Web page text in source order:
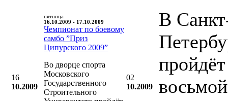
16
10.2009
пятница
16.10.2009 - 17.10.2009
Чемпионат по боевому
самбо ”Приз
Ципурского 2009”
Во дворце спорта
Московского
Государственного
Строительного
02
10.2009
В
пройдёт